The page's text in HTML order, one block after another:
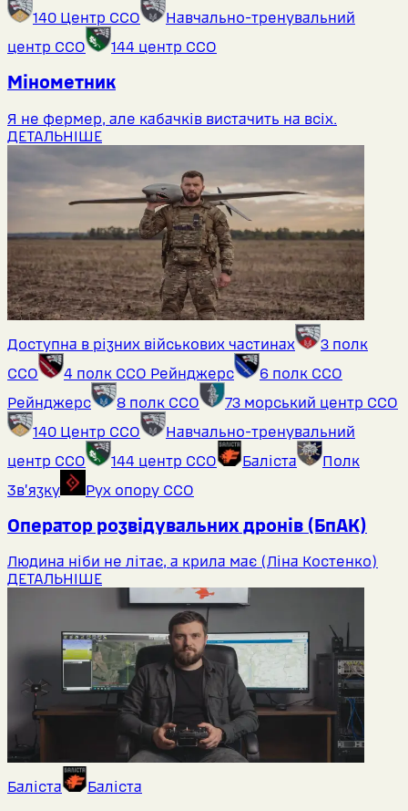
140 Центр ССО
Навчально-тренувальний
центр ССО
144 центр ССО
Мінометник
Я не фермер, але кабачків вистачить на всіх.
ДЕТАЛЬНІШЕ
Доступна в різних військових частинах
3 полк
ССО
4 полк ССО Рейнджерс
6 полк ССО
Рейнджерс
8 полк ССО
73 морський центр ССО
140 Центр ССО
Навчально-тренувальний
центр ССО
144 центр ССО Баліста
Полк
Звʼязку
Рух опору ССО
Оператор розвідувальних дронів (БпАК)
Людина ніби не літає, а крила має (Ліна Костенко)
ДЕТАЛЬНІШЕ
Баліста Баліста